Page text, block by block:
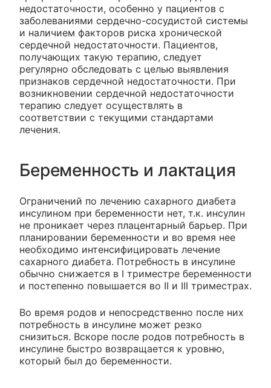
недостаточности, особенно у пациентов с
заболеваниями сердечно-сосудистой системы
и наличием факторов риска хронической
сердечной недостаточности. Пациентов,
получающих такую терапию, следует
регулярно обследовать с целью выявления
признаков сердечной недостаточности. При
возникновении сердечной недостаточности
терапию следует осуществлять в
соответствии с текущими стандартами
лечения.
Беременность и лактация
Ограничений по лечению сахарного диабета
инсулином при беременности нет, т.к. инсулин
не проникает через плацентарный барьер. При
планировании беременности и во время нее
необходимо интенсифицировать лечение
сахарного диабета. Потребность в инсулине
обычно снижается в I триместре беременности
и постепенно повышается во II и III триместрах.
Во время родов и непосредственно после них
потребность в инсулине может резко
снизиться. Вскоре после родов потребность в
инсулине быстро возвращается к уровню,
который был до беременности.